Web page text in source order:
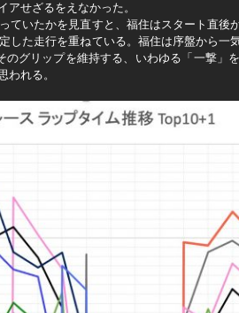
せざるをえなかった。
いたかを見直すと、福住はスタート直後
た走行を重ねている。福住は序盤から
グリップを維持する、いわゆる「一撃」
われる。